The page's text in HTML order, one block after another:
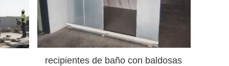
recipientes de baño con baldosas